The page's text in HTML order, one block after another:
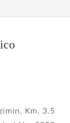
Km. 3.5